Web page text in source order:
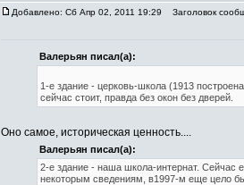
Добавлено: Сб Апр 02, 2011 19:29 Заголовок
Валерьян писал(а):
1-е здание - церковь-школа (1913
сейчас стоит, правда без окон без дверей.
Оно самое, историческая ценность....
Валерьян писал(а):
2-е здание - наша школа-интернат. Сейчас
некоторым сведениям, в1997-м еще цело